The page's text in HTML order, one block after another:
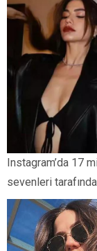
Instagram’da 17
sevenleri